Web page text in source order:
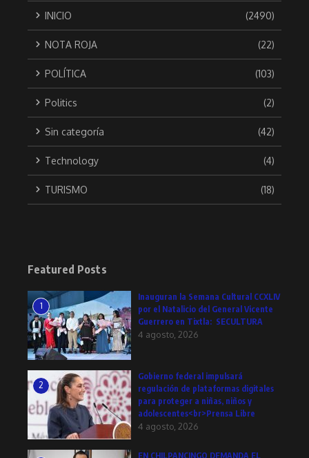
INICIO (2490)
NOTA ROJA (22)
POLÍTICA (103)
Politics (2)
Sin categoría (42)
Technology (4)
TURISMO (18)
Featured Posts
1
Inauguran la Semana Cultural CCXLIV
por el Natalicio del General Vicente
Guerrero en Tixtla: SECULTURA
4 agosto, 2026
2
Gobierno federal impulsará
regulación de plataformas digitales
para proteger a niñas, niños y
adolescentes<br>Prensa Libre
4 agosto, 2026
EN CHILPANCINGO DEMANDA EL